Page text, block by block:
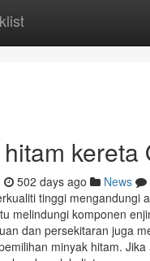
kereta
502 days ago News
tinggi mengandungi
melindungi komponen
dan persekitaran juga
minyak hitam. Jika